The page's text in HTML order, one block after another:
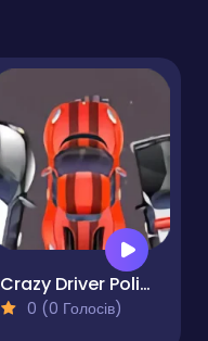
Crazy Driver Police Chase
0 (0 Голосів)